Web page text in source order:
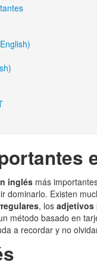
inglés más
dominarlo. Existen
, los adjetivos
método basado en
a recordar y no